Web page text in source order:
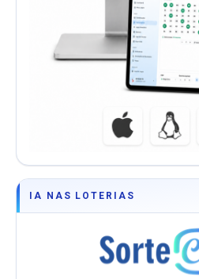
IA NAS LOTERIAS